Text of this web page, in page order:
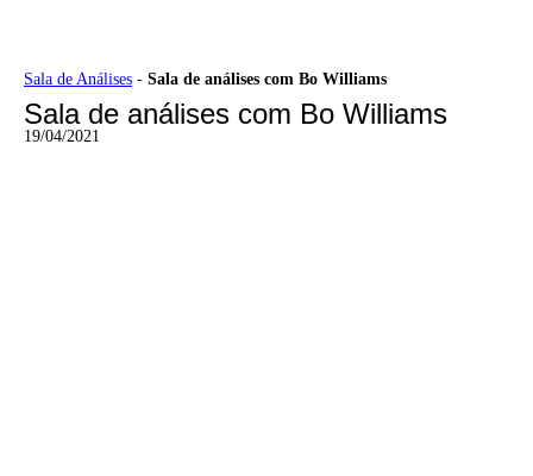
Ir
o
conteúdo
Sala de Análises - Sala de análises com Bo Williams
Sala de análises com Bo Williams
19/04/2021